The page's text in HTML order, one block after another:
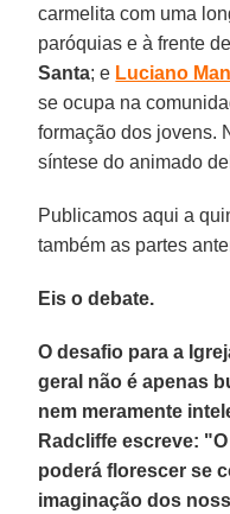
carmelita com uma
paróquias e à frente
Santa; e Luciano
se ocupa na
formação dos jovens.
síntese do animado
Publicamos aqui a
também as partes
Eis o debate.
O desafio para a
geral não é apenas
nem meramente
Radcliffe escreve:
poderá florescer se
imaginação dos